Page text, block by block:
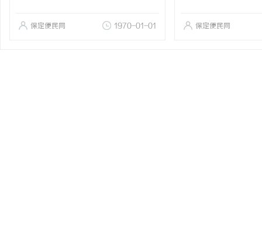
保定便民网 1970-01-01 保定便民网